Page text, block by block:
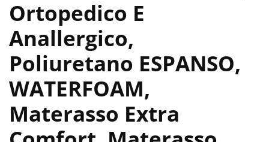
Ortopedico E
Anallergico,
Poliuretano ESPANSO,
WATERFOAM,
Materasso Extra